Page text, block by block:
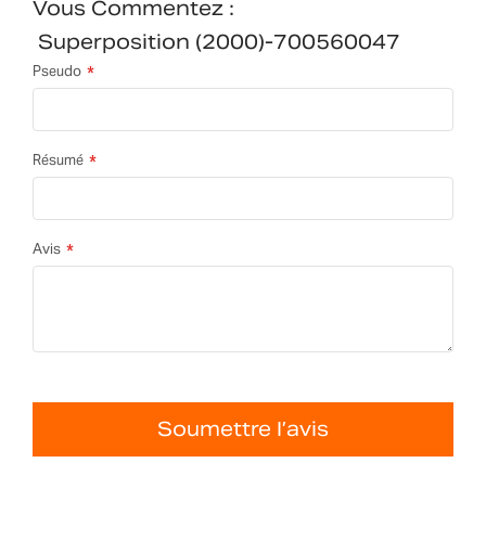
Vous Commentez :
Superposition (2000)-700560047
Pseudo
Résumé
Avis
Soumettre l’avis